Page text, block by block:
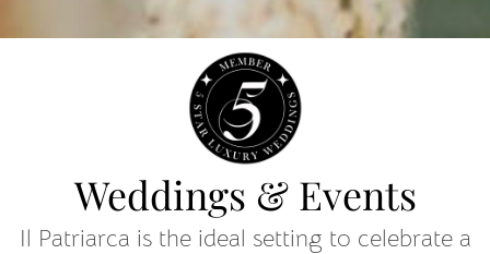
Weddings & Events
Il Patriarca is the ideal setting to celebrate a